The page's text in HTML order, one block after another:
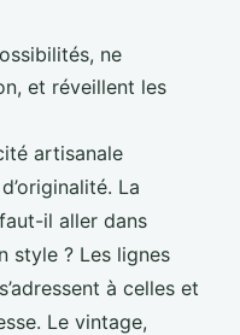
ne
et réveillent les
artisanale
La
il aller dans
style ? Les lignes
à celles et
Le vintage,